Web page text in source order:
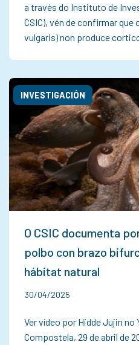
a través do Instituto de
CSIC), vén de confirmar
vulgaris) non produce
O CSIC documenta
polbo con brazo
hábitat natural
INVESTIGACIÓN
30/04/2025
Ver vídeo por Hidde Jujin no
Compostela, 29 de abril de